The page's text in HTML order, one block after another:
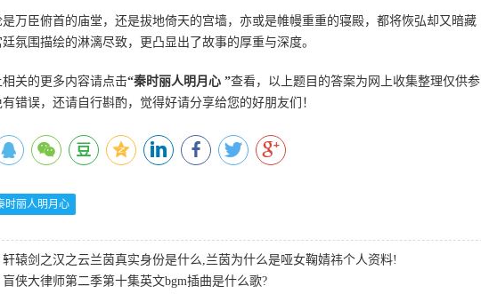
是万臣俯首的庙堂，还是拔地倚天的宫墙，亦或是帷幔重重的寝殿，都将恢弘却又暗藏
氛围描绘的淋漓尽致，更凸显出了故事的厚重与深度。
相关的更多内容请点击“秦时丽人明月心 ”查看，以上题目的答案为网上收集整理仅供参
错误，还请自行斟酌，觉得好请分享给您的好朋友们！
时丽人明月心
轩辕剑之汉之云兰茵真实身份是什么,兰茵为什么是哑女鞠婧祎个人资料!
盲侠大律师第二季第十集英文bgm插曲是什么歌?